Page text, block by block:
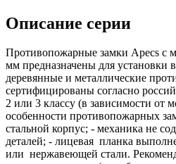
Описание серии
Противопожарные замки Apecs с
мм предназначены для установки
деревянные и металлические
сертифицированы согласно
2 или 3 классу (в зависимости от
особенности противопожарных
стальной корпус; - механика не
деталей; - лицевая планка
или нержавеющей стали.